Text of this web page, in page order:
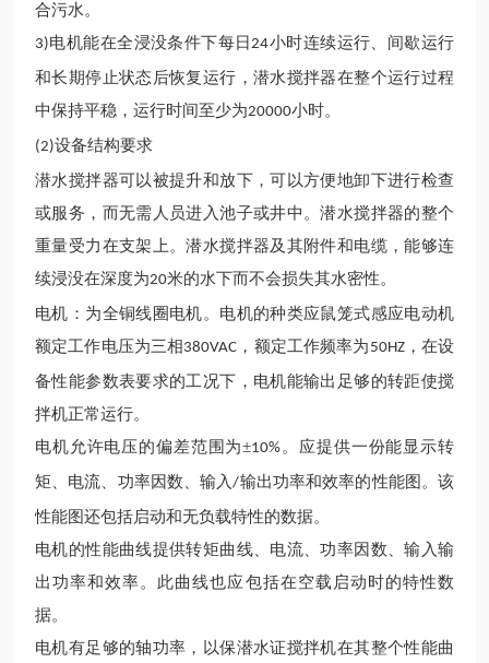
合污水。
3)电机能在全浸没条件下每日 24小时连续运行、间歇运行
和长期停止状态后恢复运行 ， 潜水搅拌器在整个运行过程
中保持平稳 ， 运行时间至少为20000小时。
(2)设备结构要求
潜水搅拌器可以被提升和放下，可以方便地卸下进行检查
或服务，而无需人员进入池子或井中。潜水搅拌器的整个
重量受力在支架上。潜水搅拌器及其附件和电缆，能够连
续浸没在深度为20米的水下而不会损失其水密性。
电机 ：为全铜线圈电机。 电机的种类应鼠笼式感应电动机
额定工作电压为三相 380VAC ，额定工作频率为 50HZ，在设
备性能参数表要求的工况下，电机能输出足够的转距使搅
拌机正常运行。
电机允许电压的偏差范围为±10% 。应提供一份能显示转
矩、电流、功率因数、输入/输出功率和效率的性能图。该
性能图还包括启动和无负载特性的数据。
电机的性能曲线提供转矩曲线、电流、功率因数、输入输
出功率和效率。此曲线也应包括在空载启动时的特性数
据。
电机有足够的轴功率，以保潜水证搅拌机在其整个性能曲